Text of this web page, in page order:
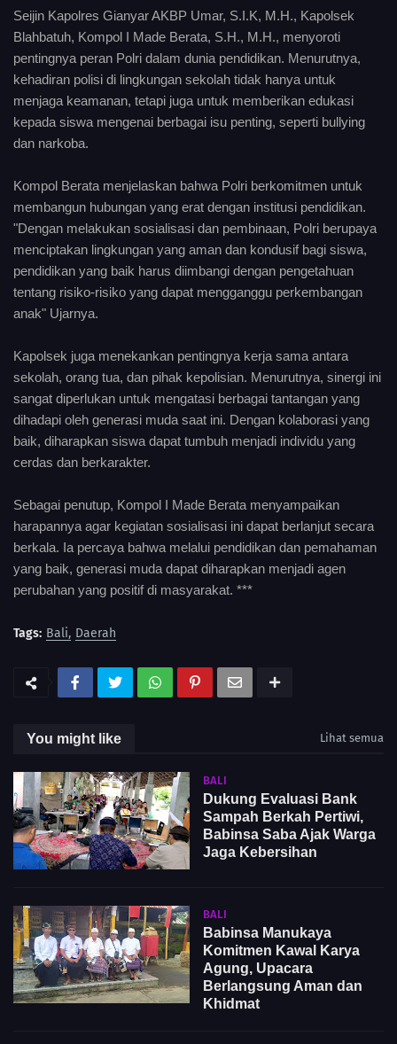
Seijin Kapolres Gianyar AKBP Umar, S.I.K, M.H., Kapolsek
Blahbatuh, Kompol I Made Berata, S.H., M.H., menyoroti
pentingnya peran Polri dalam dunia pendidikan. Menurutnya,
kehadiran polisi di lingkungan sekolah tidak hanya untuk
menjaga keamanan, tetapi juga untuk memberikan edukasi
kepada siswa mengenai berbagai isu penting, seperti bullying
dan narkoba.
Kompol Berata menjelaskan bahwa Polri berkomitmen untuk
membangun hubungan yang erat dengan institusi pendidikan.
"Dengan melakukan sosialisasi dan pembinaan, Polri berupaya
menciptakan lingkungan yang aman dan kondusif bagi siswa,
pendidikan yang baik harus diimbangi dengan pengetahuan
tentang risiko-risiko yang dapat mengganggu perkembangan
anak" Ujarnya.
Kapolsek juga menekankan pentingnya kerja sama antara
sekolah, orang tua, dan pihak kepolisian. Menurutnya, sinergi ini
sangat diperlukan untuk mengatasi berbagai tantangan yang
dihadapi oleh generasi muda saat ini. Dengan kolaborasi yang
baik, diharapkan siswa dapat tumbuh menjadi individu yang
cerdas dan berkarakter.
Sebagai penutup, Kompol I Made Berata menyampaikan
harapannya agar kegiatan sosialisasi ini dapat berlanjut secara
berkala. Ia percaya bahwa melalui pendidikan dan pemahaman
yang baik, generasi muda dapat diharapkan menjadi agen
perubahan yang positif di masyarakat. ***
Tags: Bali Daerah
You might like Lihat semua
BALI
Dukung Evaluasi Bank
Sampah Berkah Pertiwi,
Babinsa Saba Ajak Warga
Jaga Kebersihan
BALI
Babinsa Manukaya
Komitmen Kawal Karya
Agung, Upacara
Berlangsung Aman dan
Khidmat